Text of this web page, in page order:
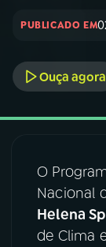
INÍCIO
A RÁDIO
03
04
PUBLICADO EM
Ouça agora
O
Nacional
Helena
de Clima